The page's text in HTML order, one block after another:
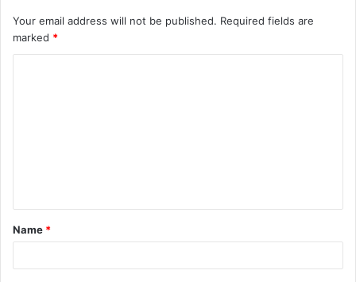
Your email address will not be published. Required fields are
marked *
Name *